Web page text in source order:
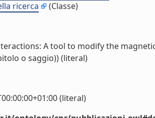
ricerca
(Classe)
A tool to modify the
o saggio)) (literal)
(literal)